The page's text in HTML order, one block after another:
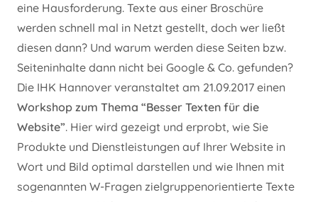
eine Hausforderung. Texte aus einer Broschüre
werden schnell mal in Netzt gestellt, doch wer ließt
diesen dann? Und warum werden diese Seiten bzw.
Seiteninhalte dann nicht bei Google & Co. gefunden?
Die IHK Hannover veranstaltet am 21.09.2017 einen
Workshop zum Thema “Besser Texten für die
Website”. Hier wird gezeigt und erprobt, wie Sie
Produkte und Dienstleistungen auf Ihrer Website in
Wort und Bild optimal darstellen und wie Ihnen mit
sogenannten W-Fragen zielgruppenorientierte Texte